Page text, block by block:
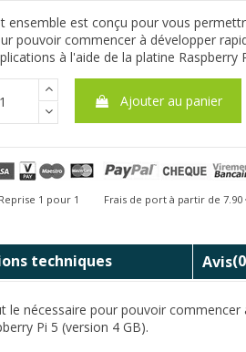
ensemble est conçu pour vous
pouvoir commencer à développer
à l'aide de la platine Raspberry
Ajouter au panier
1 pour 1 Frais de port à partir de 7.90
techniques Avis
nécessaire pour pouvoir
Pi 5 (version 4 GB).